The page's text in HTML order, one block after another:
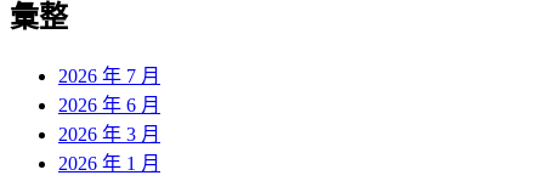
彙整
2026 年 7 月
2026 年 6 月
2026 年 3 月
2026 年 1 月